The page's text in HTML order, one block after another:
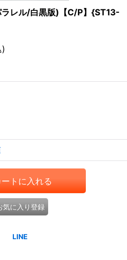
レル/白黒版)【C/P】{ST13-
)
トに入れる
気に入り登録